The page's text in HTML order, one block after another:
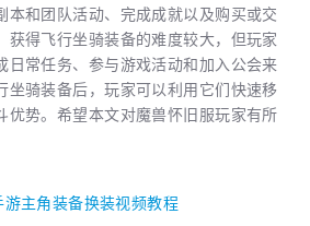
本和团队活动、完成成就以及购买或交
获得飞行坐骑装备的难度较大，但玩家
日常任务、参与游戏活动和加入公会来
坐骑装备后，玩家可以利用它们快速移
优势。希望本文对魔兽怀旧服玩家有所
游主角装备换装视频教程